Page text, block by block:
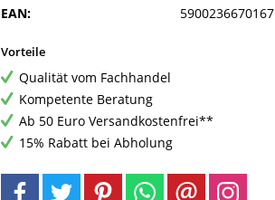
EAN:
5900236670167
Vorteile
Qualität vom Fachhandel
Kompetente Beratung
Ab 50 Euro Versandkostenfrei**
15% Rabatt bei Abholung